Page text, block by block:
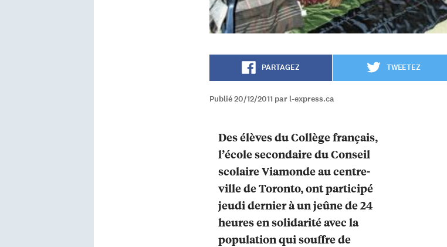
PARTAGEZ TWEETEZ
Publié 20/12/2011 par l-express.ca
Des élèves du Collège français,
l’école secondaire du Conseil
scolaire Viamonde au centre-
ville de Toronto, ont participé
jeudi dernier à un jeûne de 24
heures en solidarité avec la
population qui souffre de